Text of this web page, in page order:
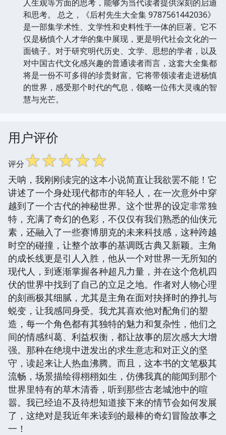
人生观等方面的思考，能够为当代读者提供深刻的启迪
和思考。 总之，《后村先生大全集 9787561442036》
是一部集学术性、文学性和史料性于一体的巨著。它不
仅是杨慎个人才华的集中展现，更是明代社会文化的一
面镜子。对于研究明代历史、文学、思想的学者，以及
对中国古代文化感兴趣的普通读者而言，这套大全集都
将是一份不可多得的珍贵财富。它将带领读者走进杨慎
的世界，感受那个时代的气息，领略一位伟大灵魂的智
慧与光芒。
用户评价
评分☆☆☆☆☆
天呐，我刚刚读完的这本小说简直让我欲罢不能！它
讲述了一个身处现代都市的年轻人，在一次意外中穿
越到了一个古代的神秘世界。这个世界的设定非常独
特，充满了奇幻的色彩，不仅仅有我们熟悉的仙侠元
素，还融入了一些赛博朋克的未来科技感，这种跨越
时空的碰撞，让整个故事的基调既古典又新颖。主角
的成长线更是引人入胜，他从一个对世界一无所知的
现代人，到逐渐掌握各种超凡力量，并在这个危机四
伏的世界中找到了自己的立足之地。作者对人物心理
的刻画极其细腻，尤其是主角在面对抉择时的挣扎与
蜕变，让我感同身受。我尤其喜欢他对配角们的塑
造，每一个角色都有其独特的魅力和复杂性，他们之
间的情感纠葛、利益权衡，都让故事的层次感大大增
强。那种在绝境中迸发出的求生意志和对正义的坚
守，读起来让人热血沸腾。而且，这本书的文笔极其
流畅，场景描绘得栩栩如生，仿佛我真的能闻到那个
世界里特有的草木清香，听到那些古老城池中的喧
嚣。我已经迫不及待想知道接下来的情节会如何发展
了，这绝对是我近年来读到的最棒的奇幻冒险故事之
一！